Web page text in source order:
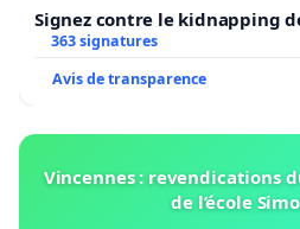
Signez contre le kidnapping
363 signatures
Avis de transparence
Vincennes : revendications
de l’école